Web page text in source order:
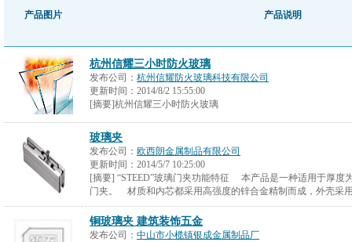
产品图片 产品说明
杭州信耀三小时防火玻璃
发布公司： 杭州信耀防火玻璃科技有限公司
更新时间： 2014/8/2 15:55:00
[摘要]杭州信耀三小时防火玻璃
玻璃夹
发布公司： 欧西朗金属制品有限公司
更新时间： 2014/5/7 10:25:00
[摘要] “STEED”玻璃门夹功能特征 本产品是一种适用于厚度
门夹。 材质和内芯都采用高强度的锌合金精制而成，外壳采
铜玻璃夹 建筑装饰五金
发布公司： 中山市小榄镇银成金属制品厂